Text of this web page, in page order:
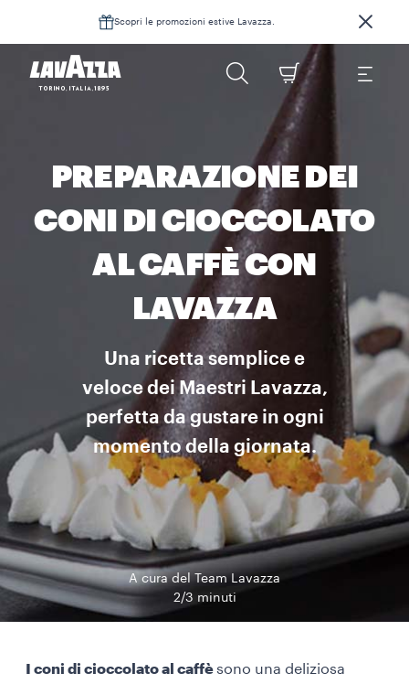
Scopri le promozioni estive Lavazza.
PREPARAZIONE DEI
CONI DI CIOCCOLATO
AL CAFFÈ CON
LAVAZZA
Una ricetta semplice e
veloce dei Maestri Lavazza,
perfetta da gustare in ogni
momento della giornata.
A cura del Team Lavazza
2/3 minuti
I coni di cioccolato al caffèsono una deliziosa